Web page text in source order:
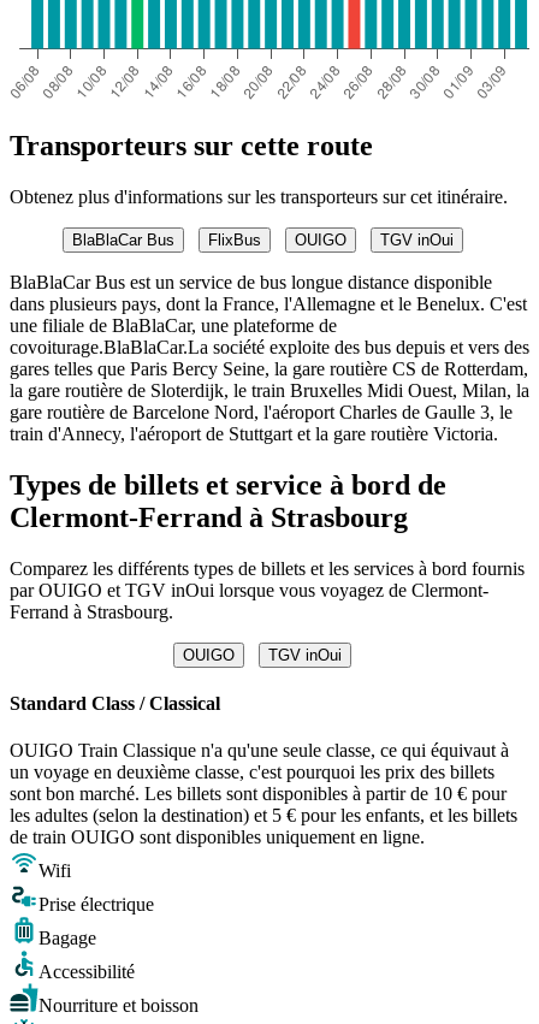
Transporteurs sur cette route
Obtenez plus d'informations sur les transporteurs sur cet itinéraire.
BlaBlaCar Bus FlixBus OUIGO TGV inOui
BlaBlaCar Bus est un service de bus longue distance disponible
dans plusieurs pays, dont la France, l'Allemagne et le Benelux. C'est
une filiale de BlaBlaCar, une plateforme de
covoiturage.BlaBlaCar.La société exploite des bus depuis et vers des
gares telles que Paris Bercy Seine, la gare routière CS de Rotterdam,
la gare routière de Sloterdijk, le train Bruxelles Midi Ouest, Milan, la
gare routière de Barcelone Nord, l'aéroport Charles de Gaulle 3, le
train d'Annecy, l'aéroport de Stuttgart et la gare routière Victoria.
Types de billets et service à bord de
Clermont-Ferrand à Strasbourg
Comparez les différents types de billets et les services à bord fournis
par OUIGO et TGV inOui lorsque vous voyagez de Clermont-
Ferrand à Strasbourg.
OUIGO TGV inOui
Standard Class / Classical
OUIGO Train Classique n'a qu'une seule classe, ce qui équivaut à
un voyage en deuxième classe, c'est pourquoi les prix des billets
sont bon marché. Les billets sont disponibles à partir de 10 € pour
les adultes (selon la destination) et 5 € pour les enfants, et les billets
de train OUIGO sont disponibles uniquement en ligne.
Wifi
Prise électrique
Bagage
Accessibilité
Nourriture et boisson